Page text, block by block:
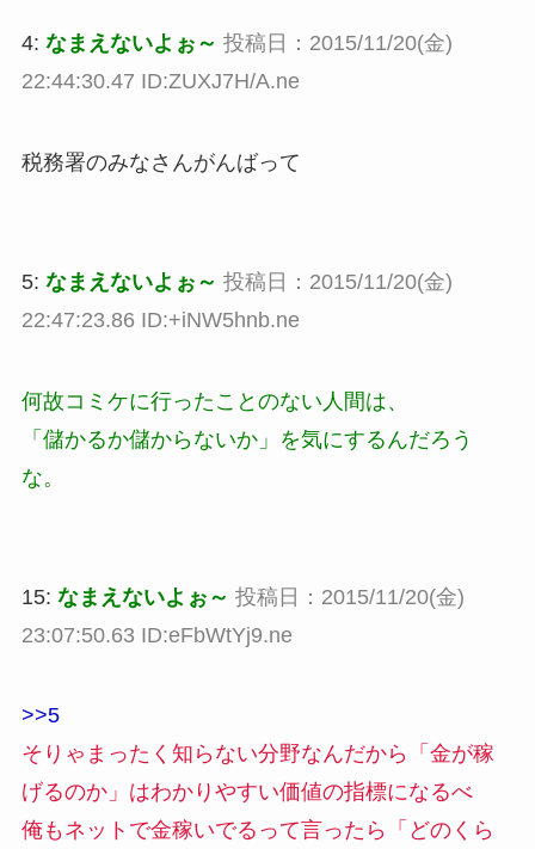
4: なまえないよぉ～ 投稿日：2015/11/20(金)
22:44:30.47 ID:ZUXJ7H/A.ne
税務署のみなさんがんばって
5: なまえないよぉ～ 投稿日：2015/11/20(金)
22:47:23.86 ID:+iNW5hnb.ne
何故コミケに行ったことのない人間は、
「儲かるか儲からないか」を気にするんだろう
な。
15: なまえないよぉ～ 投稿日：2015/11/20(金)
23:07:50.63 ID:eFbWtYj9.ne
>>5
そりゃまったく知らない分野なんだから「金が稼
げるのか」はわかりやすい価値の指標になるべ
俺もネットで金稼いでるって言ったら「どのくら